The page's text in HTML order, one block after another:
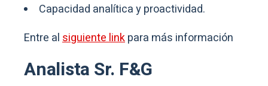
Capacidad analítica y proactividad.
Entre alsiguiente linkpara más información
Analista Sr. F&G